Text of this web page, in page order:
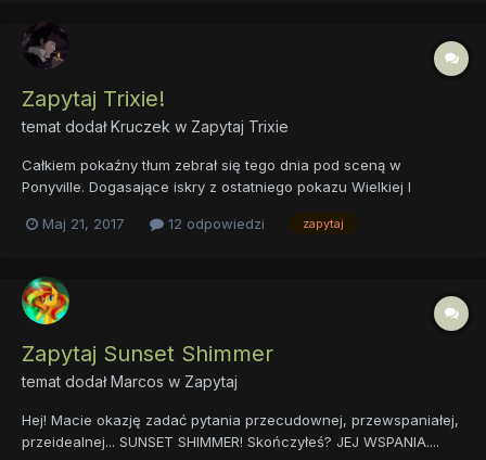
Zapytaj Trixie!
temat dodałKruczek w Zapytaj Trixie
Całkiem pokaźny tłum zebrał się tego dnia pod sceną w
Ponyville. Dogasające iskry z ostatniego pokazu Wielkiej I
Emocje nie opadały jednak nawet na chwilę, bowiem
odpowiedzie...
Maj 21, 2017 12 odpowiedzi zapytaj
Zapytaj Sunset Shimmer
temat dodałMarcos w Zapytaj
Hej! Macie okazję zadać pytania przecudownej, przewspaniałej,
przeidealnej... SUNSET SHIMMER! Skończyłeś? JEJ WSPANIA....